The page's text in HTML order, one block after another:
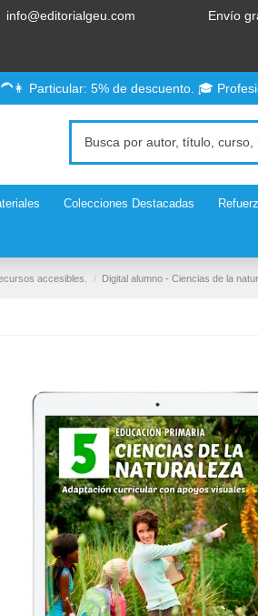
info@editorialgeu.com Envío
Particular: 5% de descuento. 🎓
Colecciones Destacadas
accesibles. Digital alumno - Ciencias de la